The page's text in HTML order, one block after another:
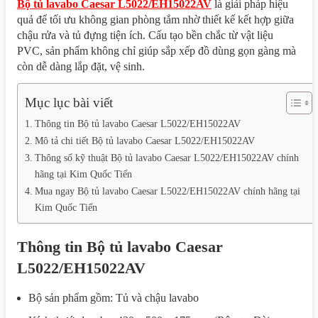
Bộ tủ lavabo Caesar L5022/EH15022AV là giải pháp hiệu
quả để tối ưu không gian phòng tắm nhờ thiết kế kết hợp giữa
chậu rửa và tủ đựng tiện ích. Cấu tạo bền chắc từ vật liệu
PVC, sản phẩm không chỉ giúp sắp xếp đồ dùng gọn gàng mà
còn dễ dàng lắp đặt, vệ sinh.
Mục lục bài viết
Thông tin Bộ tủ lavabo Caesar L5022/EH15022AV
Mô tả chi tiết Bộ tủ lavabo Caesar L5022/EH15022AV
Thông số kỹ thuật Bộ tủ lavabo Caesar L5022/EH15022AV chính
hãng tại Kim Quốc Tiến
Mua ngay Bộ tủ lavabo Caesar L5022/EH15022AV chính hãng tại
Kim Quốc Tiến
Thông tin Bộ tủ lavabo Caesar
L5022/EH15022AV
Bộ sản phẩm gồm: Tủ và chậu lavabo